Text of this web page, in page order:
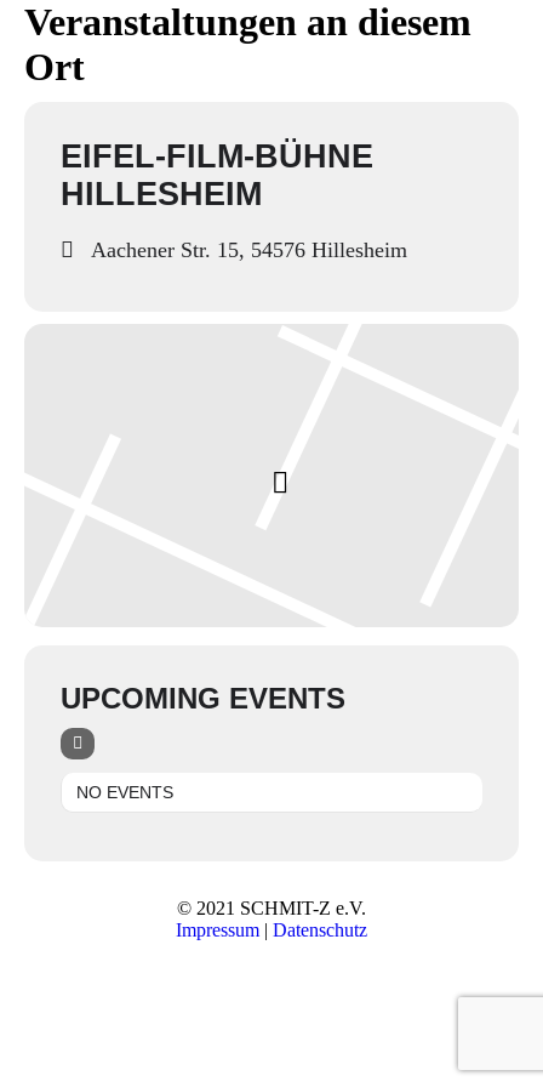
Veranstaltungen an diesem
Ort
EIFEL-FILM-BÜHNE
HILLESHEIM
Aachener Str. 15, 54576 Hillesheim
UPCOMING EVENTS
NO EVENTS
© 2021 SCHMIT-Z e.V.
Impressum | Datenschutz